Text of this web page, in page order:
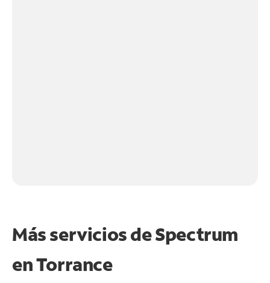
Más servicios de Spectrum
enTorrance